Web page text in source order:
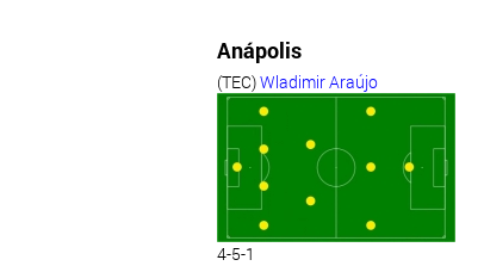
Anápolis
(TEC)Wladimir Araújo
4-5-1